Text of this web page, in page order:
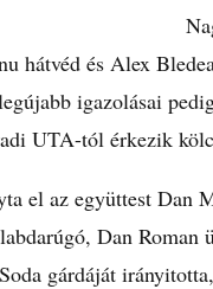
hátvéd és Alex
igazolásai
UTA-tól érkezik
el az együttest Dan
Dan
gárdáját